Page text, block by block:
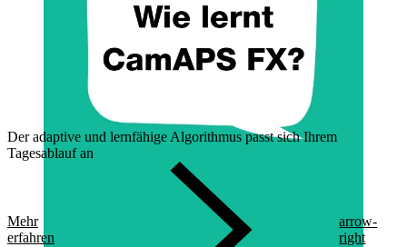
Der adaptive und lernfähige Algorithmus passt sich Ihrem
Tagesablauf an
Mehr
erfahren
arrow-
right